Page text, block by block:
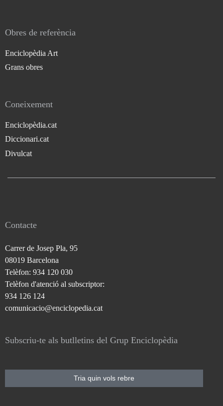
Obres de referència
Enciclopèdia Art
Grans obres
Coneixement
Enciclopèdia.cat
Diccionari.cat
Divulcat
Contacte
Carrer de Josep Pla, 95
08019 Barcelona
Telèfon: 934 120 030
Telèfon d'atenció al subscriptor:
934 126 124
comunicacio@enciclopedia.cat
Subscriu-te als butlletins del Grup Enciclopèdia
Tria quin vols rebre